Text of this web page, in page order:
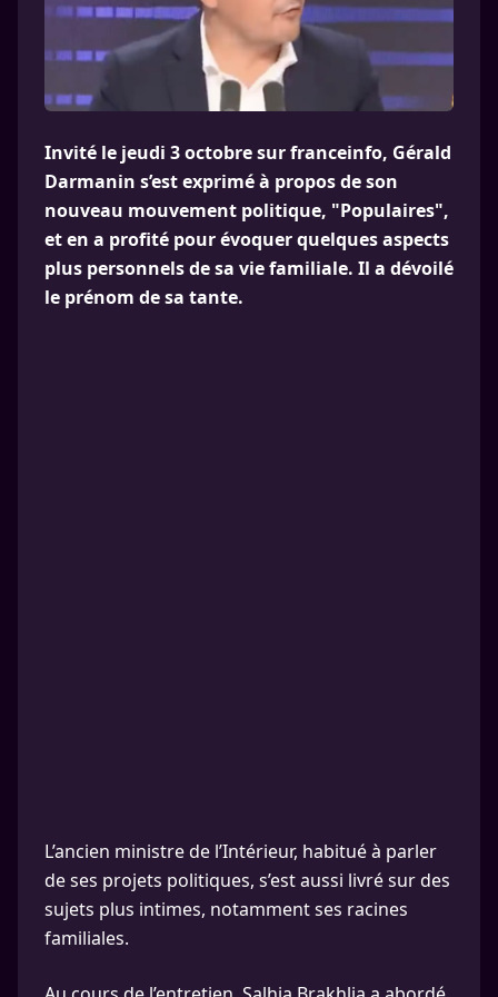
Invité le jeudi 3 octobre sur franceinfo, Gérald
Darmanin s’est exprimé à propos de son
nouveau mouvement politique, "Populaires",
et en a profité pour évoquer quelques aspects
plus personnels de sa vie familiale. Il a dévoilé
le prénom de sa tante.
L’ancien ministre de l’Intérieur, habitué à parler
de ses projets politiques, s’est aussi livré sur des
sujets plus intimes, notamment ses racines
familiales.